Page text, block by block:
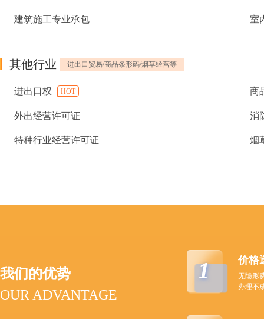
建筑施工专业承包 室
其他行业 进出口贸易/商品条形码/烟草经营等
进出口权 HOT 商
外出经营许可证 消
特种行业经营许可证 烟
我们的优势
OUR ADVANTAGE
1 价格
无隐形
办理不